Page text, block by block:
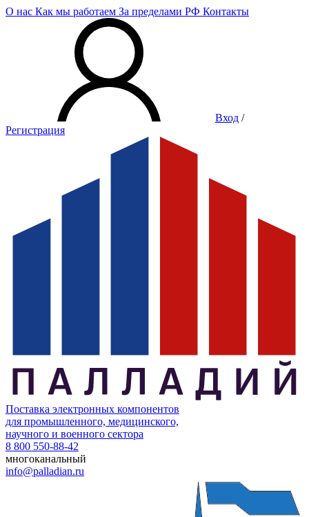
О нас Как мы работаем За пределами РФ Контакты
Вход /
Регистрация
Поставка электронных компонентов
для промышленного, медицинского,
научного и военного сектора
8 800 550-88-42
многоканальный
info@palladian.ru